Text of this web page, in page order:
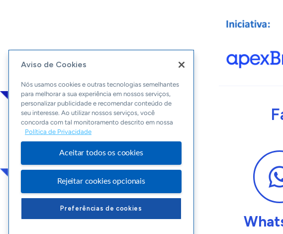
Aviso de Cookies
Nós usamos cookies e outras tecnologias semelhantes
para melhorar a sua experiência em nossos serviços,
personalizar publicidade e recomendar conteúdo de
seu interesse. Ao utilizar nossos serviços, você
concorda com tal monitoramento descrito em nossa
Política de Privacidade
Aceitar todos os cookies
Rejeitar cookies opcionais
Preferências de cookies